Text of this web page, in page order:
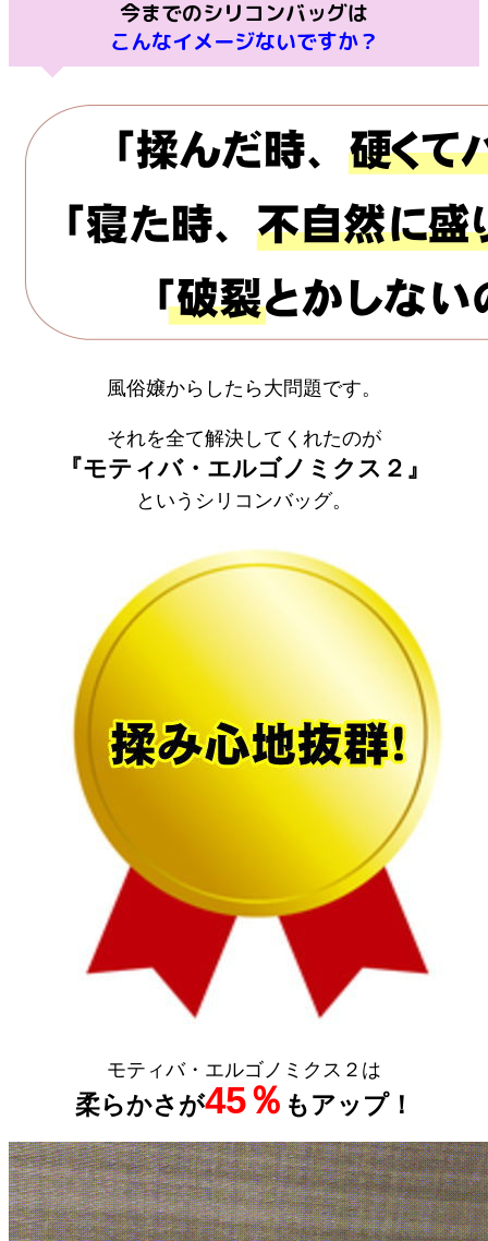
今までのシリコンバッグは
こんなイメージないですか？
風俗嬢からしたら大問題です。
それを全て解決してくれたのが
『モティバ・エルゴノミクス２』
というシリコンバッグ。
モティバ・エルゴノミクス２は
柔らかさが45％ もアップ！